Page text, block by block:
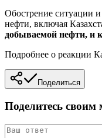
Обострение ситуации
нефти, включая
добываемой нефти, и
Подробнее о реакции
Поделиться
Поделитесь своим